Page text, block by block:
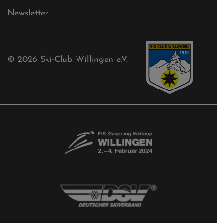
Newsletter
© 2026 Ski-Club Willingen e.V.